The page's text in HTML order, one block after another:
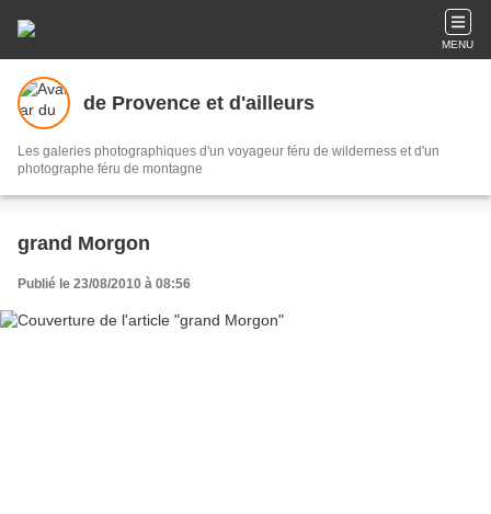
MENU
de Provence et d'ailleurs
Les galeries photographiques d'un voyageur féru de wilderness et d'un
photographe féru de montagne
grand Morgon
Publié le 23/08/2010 à 08:56